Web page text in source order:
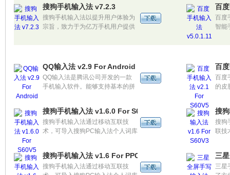
搜狗手机输入法 v7.2.3
搜狗手机输入法以提升用户体验为
宗旨，致力于为亿万手机用户提供
基础品质。
百
百度
智能
QQ输入法 v2.9 For Android
QQ输入法是腾讯公司开发的一款
手机输入软件。能够支持基本的拼
能纠错等扩展功能，以满足用户不
同需求。
百
百度
的皮
有强
表、
富的
搜狗手机输入法 v1.6.0 For S60V5
搜狗手机输入法通过移动互联技
术，可导入搜狗PC输入法个人词库
使用，做到电脑上有、手机上也
有。
搜
搜狗
联技
用户
也有
搜狗手机输入法 v1.6 For PPC
搜狗手机输入法通过移动互联技
三
三星